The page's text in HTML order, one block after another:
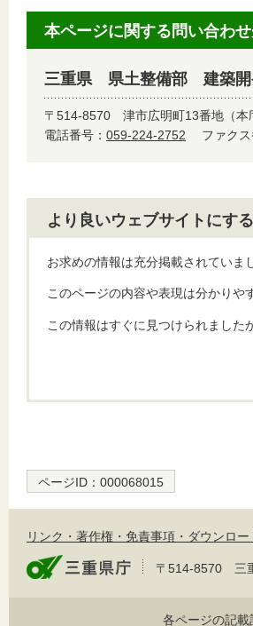
本ページに関する問い合わ
三重県 県土整備部 建築開
〒514-8570 津市広明町13番地（本
電話番号： 059-224-2752 ファク
より良いウェブサイトにす
お求めの情報は充分掲載されていま
このページの内容や表現は分かりや
この情報はすぐに見つけられました
ページID： 000068015
リンク・著作権・免責事項・ダウンロー
〒514-8570 三
各ページの記載